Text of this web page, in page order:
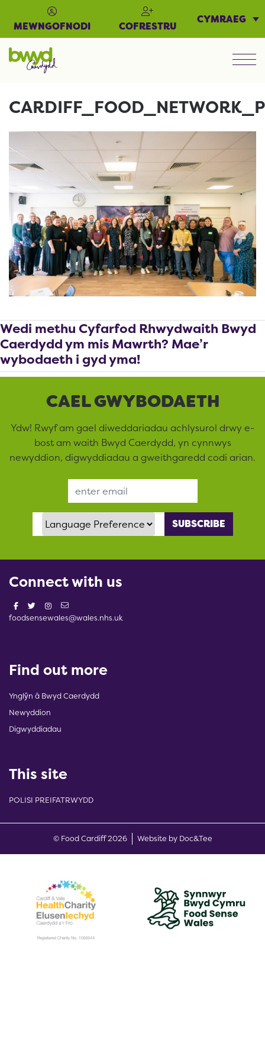
MEWNGOFNODI COFRESTRU
CYMRAEG
Wedi methu Cyfarfod Rhwydwaith Bwyd
Caerdydd ym mis Mawrth? Mae’r
wybodaeth i gyd yma!
CAEL GWYBODAETH
Ydw! Rwyf am gael diweddariadau achlysurol drwy e-
bost am waith Bwyd Caerdydd, yn cynnwys
newyddion, digwyddiadau a gweithgaredd codi arian.
Language Preference
Connect with us
foodsensewales@wales.nhs.uk
Find out more
Ynglŷn â Bwyd Caerdydd
Newyddion
Digwyddiadau
This site
POLISI PREIFATRWYDD
© Food Cardiff 2026 Website by Doc&Tee(opens new